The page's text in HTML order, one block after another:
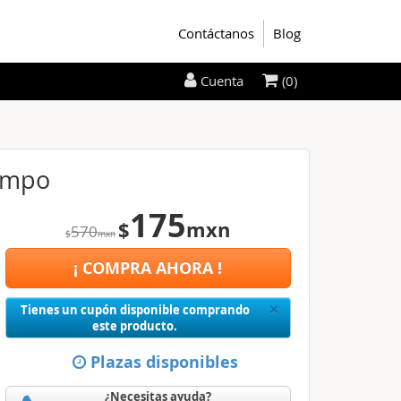
Contáctanos Blog
$570mxn $175mxn
¡ COMPRA AHORA !
×Close
Tienes un cupón disponible comprando
este producto.
Plazas disponibles
¿Necesitas ayuda?
Cuenta (0)